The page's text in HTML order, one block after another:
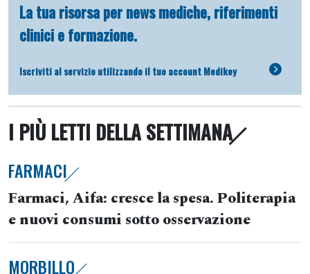
La tua risorsa per news mediche, riferimenti
clinici e formazione.
Iscriviti al servizio utilizzando il tuo account Medikey
I PIÙ LETTI DELLA SETTIMANA
FARMACI
Farmaci, Aifa: cresce la spesa. Politerapia
e nuovi consumi sotto osservazione
MORBILLO